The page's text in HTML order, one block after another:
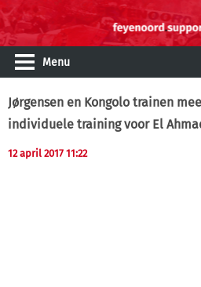
Menu
Jørgensen en Kongolo trainen
individuele training voor El
12 april 2017 11:22